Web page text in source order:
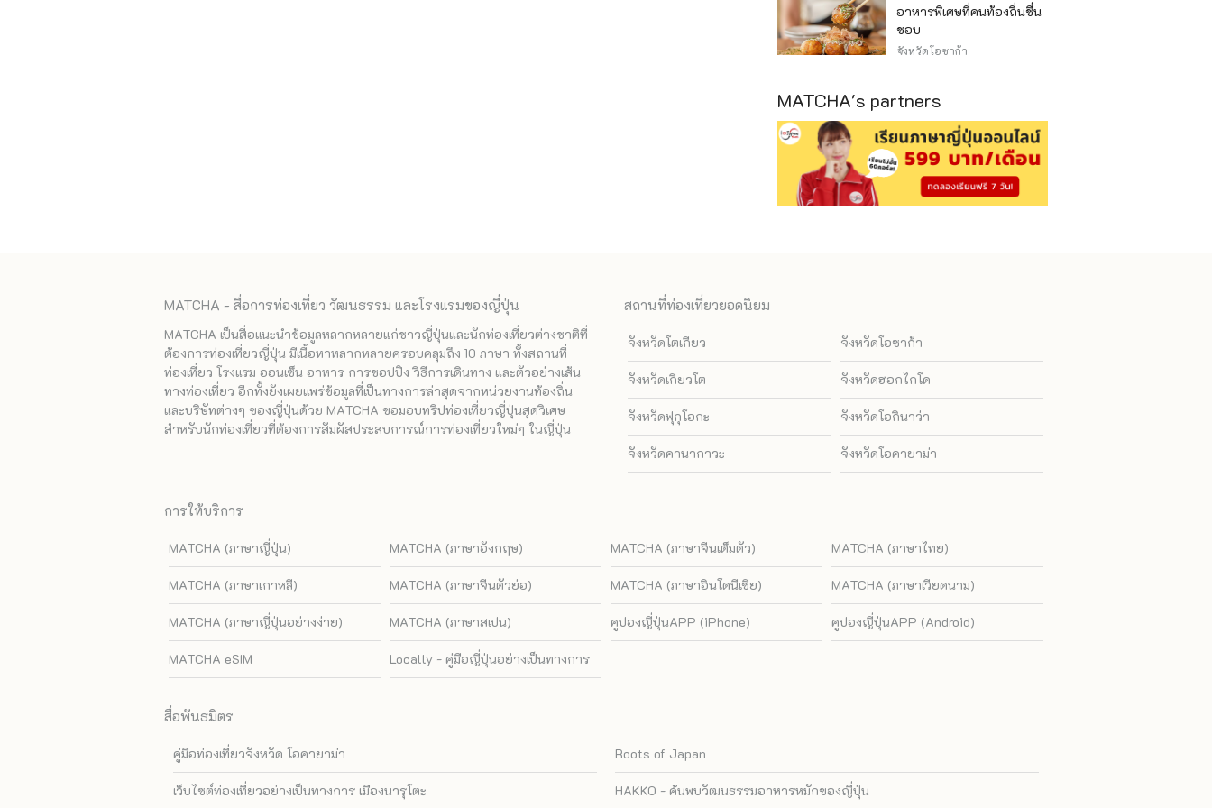
อาหารพิเศษที่คนท้องถิ่นชื่น
ชอบ
จังหวัดโอซาก้า
MATCHA's partners
MATCHA - สื่อการท่องเที่ยว วัฒนธรรม และโรงแรมของญี่ปุ่น
MATCHA เป็นสื่อแนะนำข้อมูลหลากหลายแก่ชาวญี่ปุ่นและนักท่องเที่ยวต่างชาติที่
ต้องการท่องเที่ยวญี่ปุ่น มีเนื้อหาหลากหลายครอบคลุมถึง 10 ภาษา ทั้งสถานที่
ท่องเที่ยว โรงแรม ออนเซ็น อาหาร การชอปปิง วิธีการเดินทาง และตัวอย่างเส้น
ทางท่องเที่ยว อีกทั้งยังเผยแพร่ข้อมูลที่เป็นทางการล่าสุดจากหน่วยงานท้องถิ่น
และบริษัทต่างๆ ของญี่ปุ่นด้วย MATCHA ขอมอบทริปท่องเที่ยวญี่ปุ่นสุดวิเศษ
สำหรับนักท่องเที่ยวที่ต้องการสัมผัสประสบการณ์การท่องเที่ยวใหม่ๆ ในญี่ปุ่น
สถานที่ท่องเที่ยวยอดนิยม
จังหวัดโตเกียว จังหวัดโอซาก้า
จังหวัดเกียวโต จังหวัดฮอกไกโด
จังหวัดฟุกุโอกะ จังหวัดโอกินาว่า
จังหวัดคานากาวะ จังหวัดโอคายาม่า
การให้บริการ
MATCHA (ภาษาญี่ปุ่น) MATCHA (ภาษาอังกฤษ) MATCHA (ภาษาจีนเต็มตัว) MATCHA (ภาษาไทย)
MATCHA (ภาษาเกาหลี) MATCHA (ภาษาจีนตัวย่อ) MATCHA (ภาษาอินโดนีเซีย) MATCHA (ภาษาเวียดนาม)
MATCHA (ภาษาญี่ปุ่นอย่างง่าย) MATCHA (ภาษาสเปน) คูปองญี่ปุ่นAPP (iPhone) คูปองญี่ปุ่นAPP (Android)
MATCHA eSIM Locally - คู่มือญี่ปุ่นอย่างเป็นทางการ
สื่อพันธมิตร
คู่มือท่องเที่ยวจังหวัด โอคายาม่า Roots of Japan
เว็บไซต์ท่องเที่ยวอย่างเป็นทางการ เมืองนารุโตะ HAKKO - ค้นพบวัฒนธรรมอาหารหมักของญี่ปุ่น